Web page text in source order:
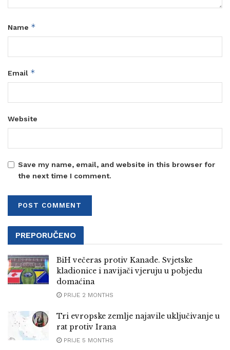
Name *
Email *
Website
Save my name, email, and website in this browser for
the next time I comment.
PREPORUČENO
BiH večeras protiv Kanade. Svjetske
kladionice i navijači vjeruju u pobjedu
domaćina
PRIJE 2 MONTHS
Tri evropske zemlje najavile uključivanje u
rat protiv Irana
PRIJE 5 MONTHS